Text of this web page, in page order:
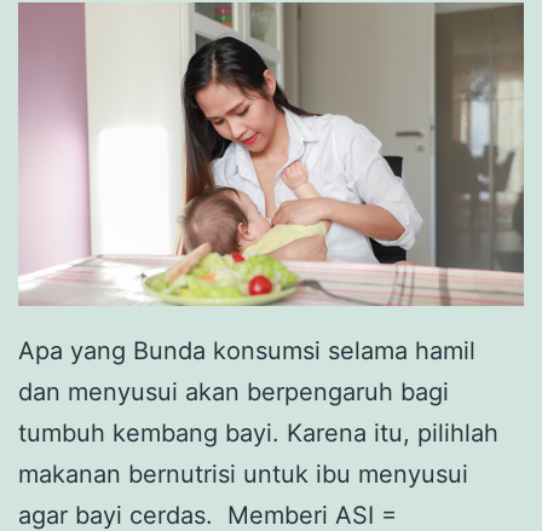
Apa yang Bunda konsumsi selama hamil
dan menyusui akan berpengaruh bagi
tumbuh kembang bayi. Karena itu, pilihlah
makanan bernutrisi untuk ibu menyusui
agar bayi cerdas. Memberi ASI =